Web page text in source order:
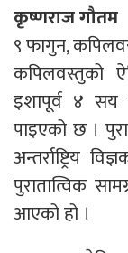
कृष्णराज गौतम
९ फागुन,
कपिलवस्तुको
इशापूर्व ४
पाइएको छ ।
अन्तर्राष्ट्रिय
पुरातात्विक
आएको हो ।